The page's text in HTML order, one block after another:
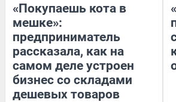
«Покупаешь кота в
мешке»:
предприниматель
рассказала, как на
самом деле устроен
бизнес со складами
дешевых товаров